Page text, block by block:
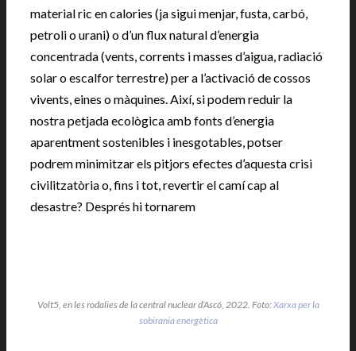
material ric en calories (ja sigui menjar, fusta, carbó,
petroli o urani) o d’un flux natural d’energia
concentrada (vents, corrents i masses d’aigua, radiació
solar o escalfor terrestre) per a l’activació de cossos
vivents, eines o màquines. Així, si podem reduir la
nostra petjada ecològica amb fonts d’energia
aparentment sostenibles i inesgotables, potser
podrem minimitzar els pitjors efectes d’aquesta crisi
civilitzatòria o, fins i tot, revertir el camí cap al
desastre? Després hi tornarem
Volt5, en les rodalies de la central nuclear d’Ascó, 2022. Foto:Xarxa per la
sobirania energètica